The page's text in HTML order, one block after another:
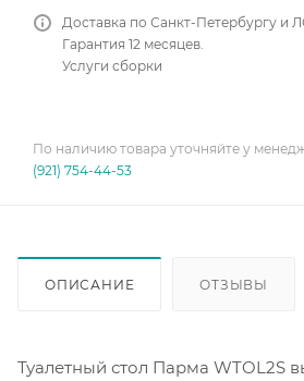
Доставка по Санкт-Петербургу и
Гарантия 12 месяцев.
Услуги сборки
По наличию товара уточняйте у
(921) 754-44-53
ОПИСАНИЕ ОТЗЫВЫ
Туалетный стол Парма WTOL2S